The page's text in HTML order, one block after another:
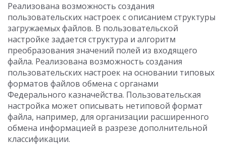
Реализована возможность создания
пользовательских настроек с описанием структуры
загружаемых файлов. В пользовательской
настройке задается структура и алгоритм
преобразования значений полей из входящего
файла. Реализована возможность создания
пользовательских настроек на основании типовых
форматов файлов обмена с органами
Федерального казначейства. Пользовательская
настройка может описывать нетиповой формат
файла, например, для организации расширенного
обмена информацией в разрезе дополнительной
классификации.